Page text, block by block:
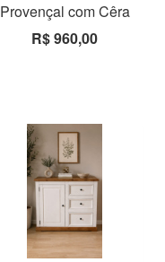
Provençal com Cêra
R$ 960,00